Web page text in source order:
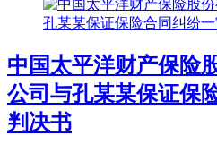
中国太平洋财产保险
公司与孔某某保证保
判决书